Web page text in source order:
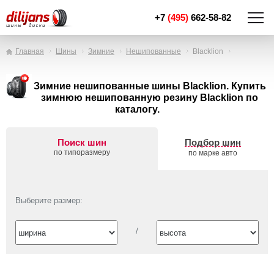
+7 (495) 662-58-82
Главная Шины Зимние Нешипованные Blacklion
Зимние нешипованные шины Blacklion. Купить
зимнюю нешипованную резину Blacklion по
каталогу.
Поиск шин
по типоразмеру
Подбор шин
по марке авто
Выберите размер:
/